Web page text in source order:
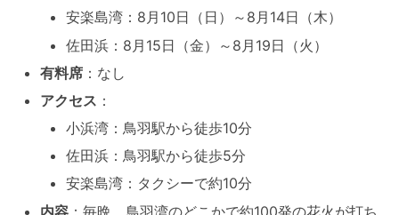
安楽島湾：8月10日（日）～8月14日（木）
佐田浜：8月15日（金）～8月19日（火）
有料席 ：なし
アクセス ：
小浜湾：鳥羽駅から徒歩10分
佐田浜：鳥羽駅から徒歩5分
安楽島湾：タクシーで約10分
内容 ：毎晩、鳥羽湾のどこかで約100発の花火が打ち